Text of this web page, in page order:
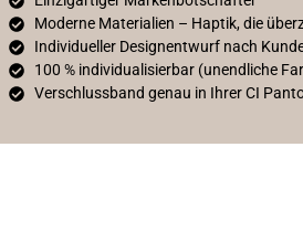
Moderne Materialien – Haptik, die
Individueller Designentwurf nach
100 % individualisierbar (unendliche
Verschlussband genau in Ihrer CI